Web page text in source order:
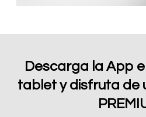
Descarga la App
tablet y disfruta de